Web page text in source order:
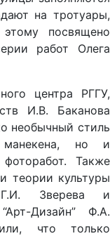
на тротуары,
посвящено
работ Олега
центра РГГУ,
И.В. Баканова
необычный стиль
но и
Также
теории культуры
Зверева и
Дизайн” Ф.А.
что только